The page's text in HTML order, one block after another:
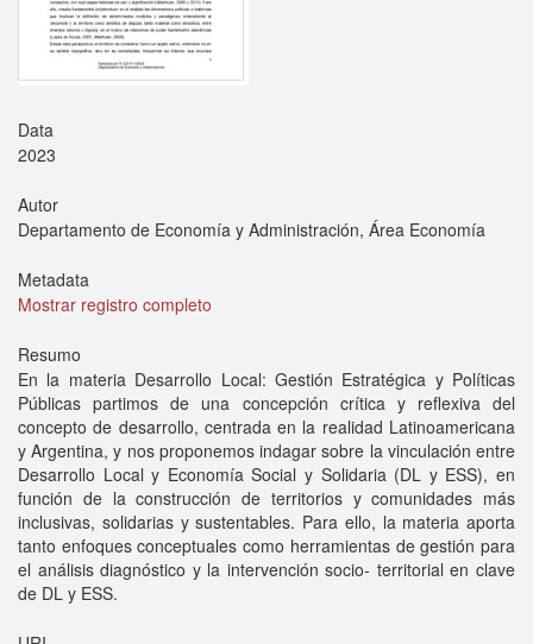
Data
2023
Autor
Departamento de Economía y Administración, Área Economía
Metadata
Mostrar registro completo
Resumo
En la materia Desarrollo Local: Gestión Estratégica y Políticas
Públicas partimos de una concepción crítica y reflexiva del
concepto de desarrollo, centrada en la realidad Latinoamericana
y Argentina, y nos proponemos indagar sobre la vinculación entre
Desarrollo Local y Economía Social y Solidaria (DL y ESS), en
función de la construcción de territorios y comunidades más
inclusivas, solidarias y sustentables. Para ello, la materia aporta
tanto enfoques conceptuales como herramientas de gestión para
el análisis diagnóstico y la intervención socio- territorial en clave
de DL y ESS.